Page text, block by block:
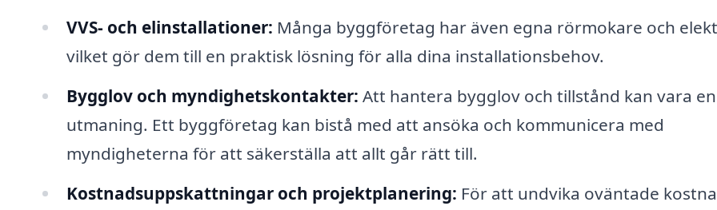
VVS- och elinstallationer: Många byggföretag har även egna rörmokare och
vilket gör dem till en praktisk lösning för alla dina installationsbehov.
Bygglov och myndighetskontakter: Att hantera bygglov och tillstånd kan vara en
utmaning. Ett byggföretag kan bistå med att ansöka och kommunicera med
myndigheterna för att säkerställa att allt går rätt till.
Kostnadsuppskattningar och projektplanering: För att undvika oväntade